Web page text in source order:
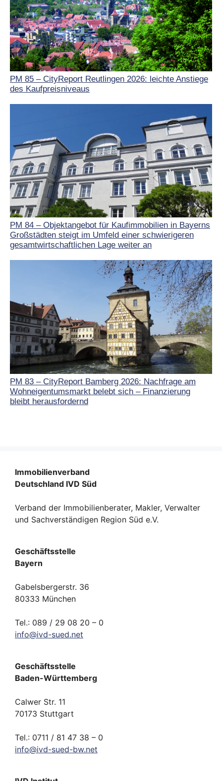
PM 85 – CityReport Reutlingen 2026: leichte Anstiege
des Kaufpreisniveaus
PM 84 – Objektangebot für Kaufimmobilien in Bayerns
Großstädten steigt im Umfeld einer schwierigeren
gesamtwirtschaftlichen Lage weiter an
PM 83 – CityReport Bamberg 2026: Nachfrage am
Wohneigentumsmarkt belebt sich – Finanzierung
bleibt herausfordernd
Immobilienverband
Deutschland IVD Süd
Verband der Immobilienberater, Makler, Verwalter
und Sachverständigen Region Süd e.V.
Geschäftsstelle
Bayern
Gabelsbergerstr. 36
80333 München
Tel.: 089 / 29 08 20 – 0
info@ivd-sued.net
Geschäftsstelle
Baden-Württemberg
Calwer Str. 11
70173 Stuttgart
Tel.: 0711 / 81 47 38 – 0
info@ivd-sued-bw.net